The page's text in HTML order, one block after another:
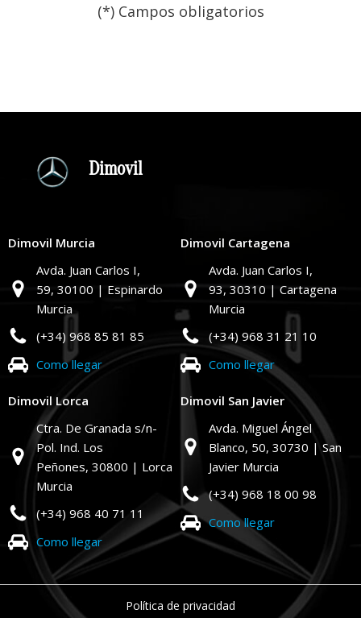
(*) Campos obligatorios
Dimovil
Dimovil Murcia
Avda. Juan Carlos I,
59, 30100 | Espinardo
Murcia
(+34) 968 85 81 85
Como llegar
Dimovil Cartagena
Avda. Juan Carlos I,
93, 30310 | Cartagena
Murcia
(+34) 968 31 21 10
Como llegar
Dimovil Lorca
Ctra. De Granada s/n-
Pol. Ind. Los
Peñones, 30800 | Lorca
Murcia
(+34) 968 40 71 11
Como llegar
Dimovil San Javier
Avda. Miguel Ángel
Blanco, 50, 30730 | San
Javier Murcia
(+34) 968 18 00 98
Como llegar
Política de privacidad